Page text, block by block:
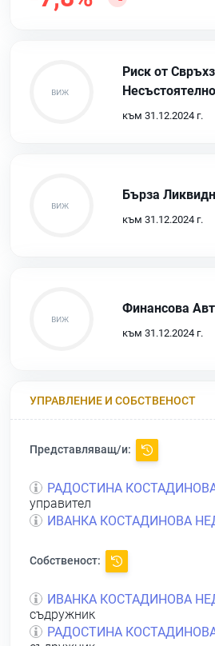
Риск от
към 31.12.2024 г.
Бърза
към 31.12.2024 г.
Финансова
към 31.12.2024 г.
УПРАВЛЕНИЕ И СОБСТВЕНОСТ
Представляващ/и:
РАДОСТИНА
управител
ИВАНКА КОСТАДИНОВА
Собственост:
ИВАНКА КОСТАДИНОВА
съдружник
РАДОСТИНА